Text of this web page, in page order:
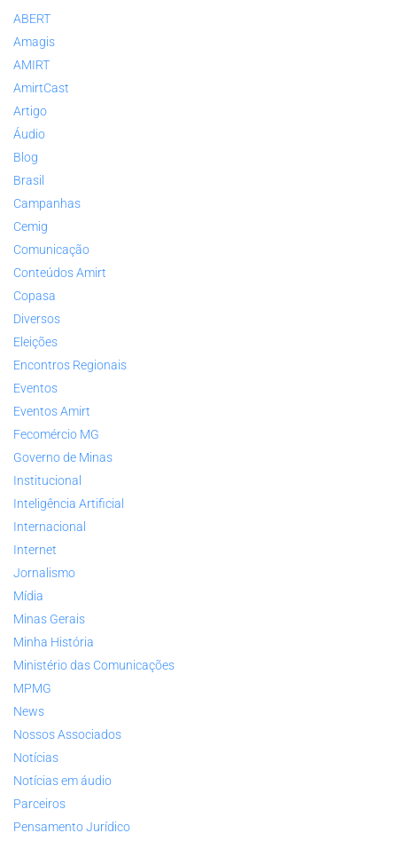
ABERT
Amagis
AMIRT
AmirtCast
Artigo
Áudio
Blog
Brasil
Campanhas
Cemig
Comunicação
Conteúdos Amirt
Copasa
Diversos
Eleições
Encontros Regionais
Eventos
Eventos Amirt
Fecomércio MG
Governo de Minas
Institucional
Inteligência Artificial
Internacional
Internet
Jornalismo
Mídia
Minas Gerais
Minha História
Ministério das Comunicações
MPMG
News
Nossos Associados
Notícias
Notícias em áudio
Parceiros
Pensamento Jurídico